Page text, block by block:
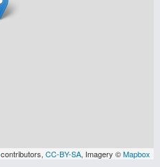
contributors,CC-BY-SA, Imagery ©Mapbox